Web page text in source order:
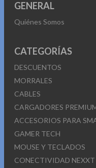
GENERAL
Quiénes Somos
CATEGORÍAS
DESCUENTOS
MORRALES
CABLES
CARGADORES
ACCESORIOS PARA
GAMER TECH
MOUSE Y TECLADOS
CONECTIVIDAD NEXXT